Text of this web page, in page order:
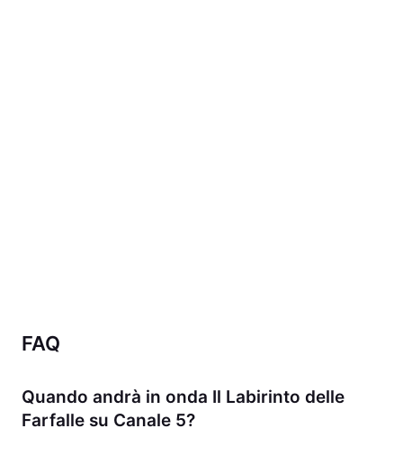
FAQ
Quando andrà in onda Il Labirinto delle
Farfalle su Canale 5?